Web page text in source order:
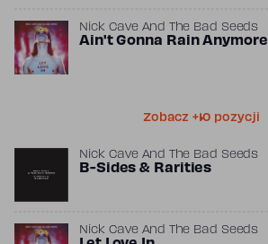
Nick Cave And The Bad Seeds
Ain't Gonna Rain Anymore
Zobacz +10 pozycji
Nick Cave And The Bad Seeds
B-Sides & Rarities
Nick Cave And The Bad Seeds